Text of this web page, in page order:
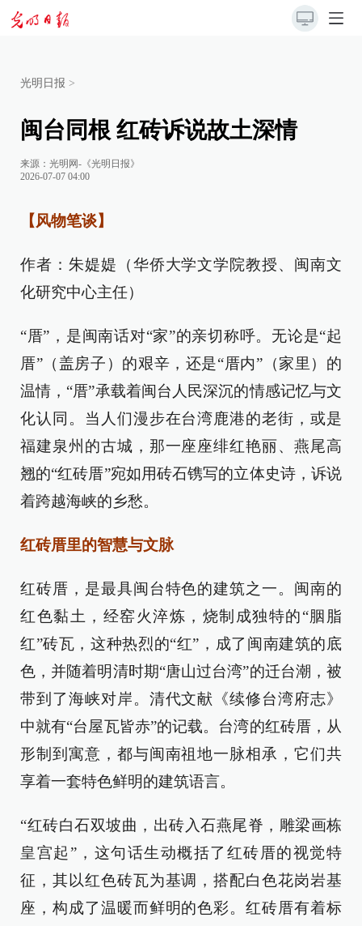
光明日报 >
闽台同根 红砖诉说故土深情
来源： 光明网-《光明日报》
2026-07-07 04:00
【风物笔谈】
作者：朱媞媞（华侨大学文学院教授、闽南文
化研究中心主任）
“厝”，是闽南话对“家”的亲切称呼。无论是“起
厝”（盖房子）的艰辛，还是“厝内”（家里）的
温情，“厝”承载着闽台人民深沉的情感记忆与文
化认同。当人们漫步在台湾鹿港的老街，或是
福建泉州的古城，那一座座绯红艳丽、燕尾高
翘的“红砖厝”宛如用砖石镌写的立体史诗，诉说
着跨越海峡的乡愁。
红砖厝里的智慧与文脉
红砖厝，是最具闽台特色的建筑之一。闽南的
红色黏土，经窑火淬炼，烧制成独特的“胭脂
红”砖瓦，这种热烈的“红”，成了闽南建筑的底
色，并随着明清时期“唐山过台湾”的迁台潮，被
带到了海峡对岸。清代文献《续修台湾府志》
中就有“台屋瓦皆赤”的记载。台湾的红砖厝，从
形制到寓意，都与闽南祖地一脉相承，它们共
享着一套特色鲜明的建筑语言。
“红砖白石双坡曲，出砖入石燕尾脊，雕梁画栋
皇宫起”，这句话生动概括了红砖厝的视觉特
征，其以红色砖瓦为基调，搭配白色花岗岩基
座，构成了温暖而鲜明的色彩。红砖厝有着标